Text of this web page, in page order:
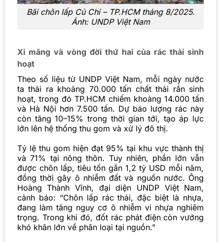
Bãi chôn lấp Củ Chi – TP.HCM tháng 8/2025.
Ảnh: UNDP Việt Nam
Xi măng và vòng đời thứ hai của rác thải sinh
hoạt
Theo số liệu từ UNDP Việt Nam, mỗi ngày nước
ta thải ra khoảng 70.000 tấn chất thải rắn sinh
hoạt, trong đó TP.HCM chiếm khoảng 14.000 tấn
và Hà Nội hơn 7.500 tấn. Dự báo lượng rác này
còn tăng 10–15% trong thời gian tới, tạo áp lực
lớn lên hệ thống thu gom và xử lý đô thị.
Tỷ lệ thu gom hiện đạt 95% tại khu vực thành thị
và 71% tại nông thôn. Tuy nhiên, phần lớn vẫn
được chôn lấp, tiêu tốn gần 1,2 tỷ USD mỗi năm,
đồng thời gây ô nhiễm đất và nguồn nước. Ông
Hoàng Thành Vĩnh, đại diện UNDP Việt Nam,
cảnh báo: “Chôn lấp rác thải, đặc biệt là nhựa,
đang làm tăng nguy cơ ô nhiễm vi nhựa nghiêm
trọng. Trong khi đó, đốt rác phát điện còn vướng
khó khăn lớn về phân loại tại nguồn.”